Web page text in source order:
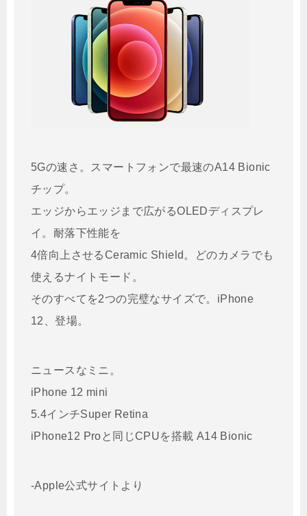
5Gの速さ。スマートフォンで最速のA14 Bionic
チップ。
エッジからエッジまで広がるOLEDディスプレ
イ。耐落下性能を
4倍向上させるCeramic Shield。どのカメラでも
使えるナイトモード。
そのすべてを2つの完璧なサイズで。iPhone
12、登場。
ニュースなミニ。
iPhone 12 mini
5.4インチSuper Retina
iPhone12 Proと同じCPUを搭載 A14 Bionic
-Apple公式サイトより